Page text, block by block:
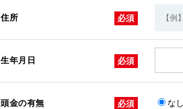
住所 必須
生年月日 必須
頭金の有無 必須 なし